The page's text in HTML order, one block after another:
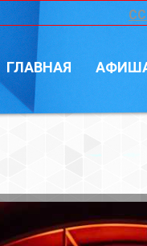
ГЛАВНАЯ